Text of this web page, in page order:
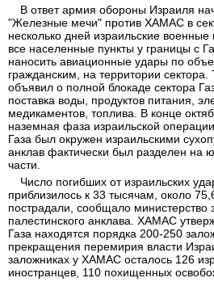
В ответ армия обороны Израиля
"Железные мечи" против ХАМАС в
несколько дней израильские военные
все населенные пункты у границы с
наносить авиационные удары по
гражданским, на территории сектора.
объявил о полной блокаде сектора
поставка воды, продуктов питания,
медикаментов, топлива. В конце
наземная фаза израильской
Газа был окружен израильскими
анклав фактически был разделен на
части.
Число погибших от израильских
приблизилось к 33 тысячам, около
пострадали, сообщало министерство
палестинского анклава. ХАМАС
Газа находятся порядка 200-250
прекращения перемирия власти
заложниках у ХАМАС осталось 126
иностранцев, 110 похищенных